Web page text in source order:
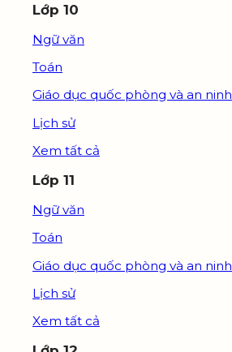
Lớp 10
Ngữ văn
Toán
Giáo dục quốc phòng và an ninh
Lịch sử
Xem tất cả
Lớp 11
Ngữ văn
Toán
Giáo dục quốc phòng và an ninh
Lịch sử
Xem tất cả